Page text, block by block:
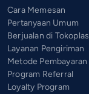
Cara Memesan
Pertanyaan Umum
Berjualan di Tokoplas
Layanan Pengiriman
Metode Pembayaran
Program Referral
Loyalty Program